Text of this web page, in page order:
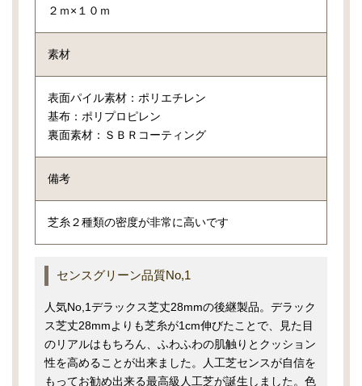
２ｍ×１０ｍ
素材
表面パイル素材：ポリエチレン
基布：ポリプロピレン
裏面素材：ＳＢＲコーティング
備考
芝糸２種類の密度が非常に高いです
センスグリーン品質No,1
人気No,1デラックス芝丈28mmの後継製品。デラック
ス芝丈28mmよりも芝糸が1cm伸びたことで、見た目
のリアルはもちろん、ふわふわの肌触りとクッション
性を高めることが出来ました。人工芝センスが自信を
もってお勧め出来る最高級人工芝が誕生しました。色